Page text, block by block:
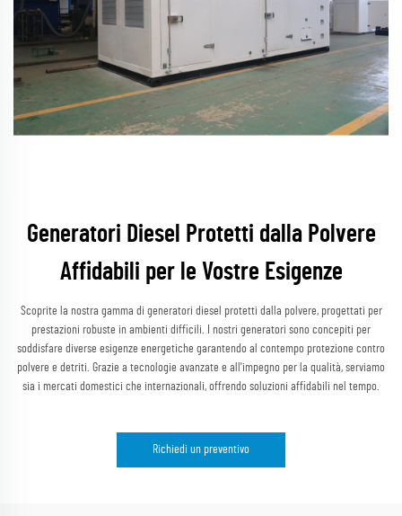
Generatori Diesel Protetti dalla Polvere
Affidabili per le Vostre Esigenze
Scoprite la nostra gamma di generatori diesel protetti dalla polvere, progettati per
prestazioni robuste in ambienti difficili. I nostri generatori sono concepiti per
soddisfare diverse esigenze energetiche garantendo al contempo protezione contro
polvere e detriti. Grazie a tecnologie avanzate e all'impegno per la qualità, serviamo
sia i mercati domestici che internazionali, offrendo soluzioni affidabili nel tempo.
Richiedi un preventivo